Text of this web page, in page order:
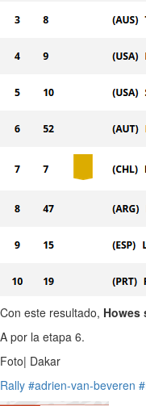
Con este resultado, Howes
A por la etapa 6.
Foto| Dakar
Rally #adrien-van-beveren